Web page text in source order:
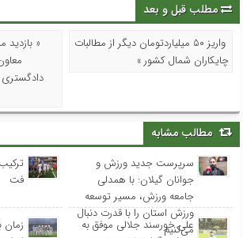
مطلب قبل و بعد
واریز ۵۰ میلیاردتومان دیگر از مطالبات
چایکاران شمال کشور »
«
دادگستری
مطالب مشابه
سرپرست جدید ورزش و
جوانان گیلان: با همدلی
جامعه ورزش، مسیر توسعه
ورزش استان را با قدرت دنبال
می‌کنیم
فت
علی خورسند جلالی موفق به
زمان